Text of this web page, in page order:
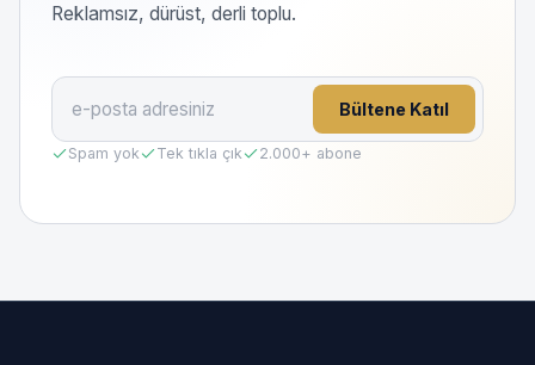
Reklamsız, dürüst, derli toplu.
Bültene Katıl
Spam yok Tek tıkla çık 2.000+ abone